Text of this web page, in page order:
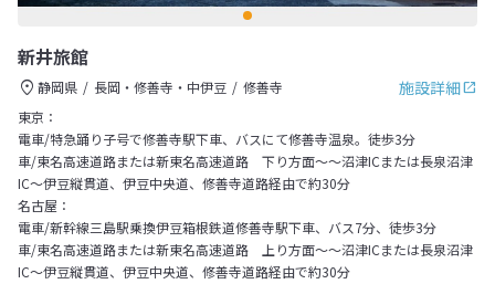
新井旅館
施設詳細
静岡県 長岡・修善寺・中伊豆
修善寺
東京：
電車/特急踊り子号で修善寺駅下車、バスにて修善寺温泉。徒歩3分
車/東名高速道路または新東名高速道路 下り方面～～沼津ICまたは長泉沼津
IC～伊豆縦貫道、伊豆中央道、修善寺道路経由で約30分
名古屋：
電車/新幹線三島駅乗換伊豆箱根鉄道修善寺駅下車、バス7分、徒歩3分
車/東名高速道路または新東名高速道路 上り方面～～沼津ICまたは長泉沼津
IC～伊豆縦貫道、伊豆中央道、修善寺道路経由で約30分